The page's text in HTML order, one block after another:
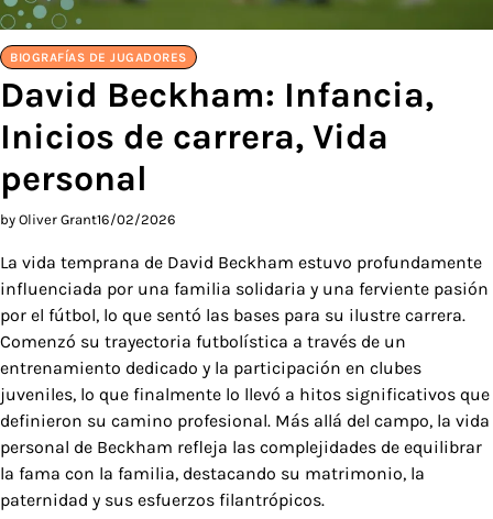
BIOGRAFÍAS DE JUGADORES
David Beckham: Infancia,
Inicios de carrera, Vida
personal
by Oliver Grant16/02/2026
La vida temprana de David Beckham estuvo profundamente
influenciada por una familia solidaria y una ferviente pasión
por el fútbol, lo que sentó las bases para su ilustre carrera.
Comenzó su trayectoria futbolística a través de un
entrenamiento dedicado y la participación en clubes
juveniles, lo que finalmente lo llevó a hitos significativos que
definieron su camino profesional. Más allá del campo, la vida
personal de Beckham refleja las complejidades de equilibrar
la fama con la familia, destacando su matrimonio, la
paternidad y sus esfuerzos filantrópicos.